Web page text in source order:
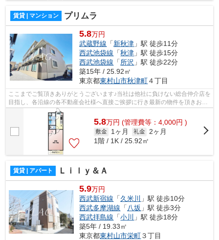
賃貸 | マンション プリムラ
5.8万円
武蔵野線 「新秋津 」駅 徒歩11分
西武池袋線 「秋津 」駅 徒歩15分
西武池袋線 「所沢 」駅 徒歩22分
築15年 / 25.92㎡
東京都東村山市秋津町４丁目
ここまでご覧頂きありがとうございます♪当社は他社に負けない総合仲介店を
目指し、各沿線の各不動産会社様へ直接ご挨拶に行き最新の物件を頂きお客
様へ提供しております！最新の情報は...
5.8万円 (管理費等：4,000円 )
敷金 1ヶ月 礼金 2ヶ月
1階 / 1K / 25.92㎡
賃貸 | アパート Ｌｉｌｙ＆Ａ
5.9万円
西武新宿線 「久米川
」駅 徒歩10分
西武多摩湖線 「 八坂 」駅 徒歩3分
西武拝島線 「小川
」駅 徒歩18分
築5年 / 19.33㎡
東京都東村山市栄町３丁目